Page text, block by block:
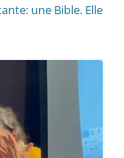
une Bible. Elle